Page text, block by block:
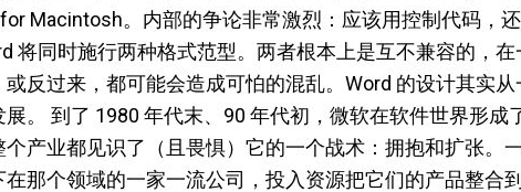
Macintosh。内部的争论非常激烈：应该用控制代码，
将同时施行两种格式范型。两者根本上是互不兼容的，
或反过来，都可能会造成可怕的混乱。Word 的设计其实
。 到了 1980 年代末、90 年代初，微软在软件世界形成
产业都见识了（且畏惧）它的一个战术：拥抱和扩张。
那个领域的一家一流公司，投入资源把它们的产品整合